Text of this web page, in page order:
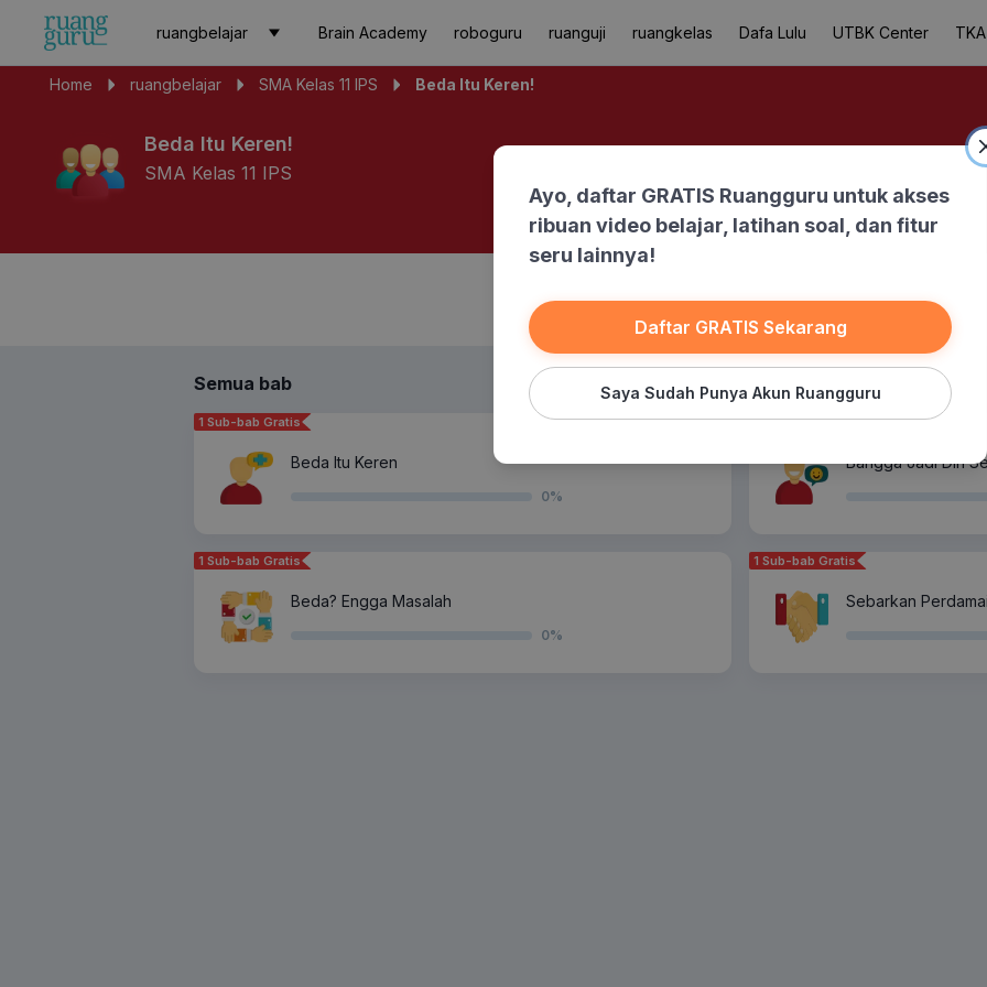
ruangbelajar Brain Academy roboguru ruanguji ruangkelas Dafa Lulu UTBK Center
Home ruangbelajar SMA Kelas 11 IPS Beda Itu Keren!
Beda Itu Keren!
SMA Kelas 11 IPS
Banksoal
Semua bab
1 Sub-bab Gratis
Beda Itu Keren
0%
1 Sub-bab Gratis
Bangga Jadi Diri
1 Sub-bab Gratis
Beda? Engga Masalah
0%
1 Sub-bab Gratis
Sebarkan
Ayo, daftar GRATIS Ruangguru untuk akses
ribuan video belajar, latihan soal, dan fitur
seru lainnya!
Daftar GRATIS Sekarang
Saya Sudah Punya Akun Ruangguru